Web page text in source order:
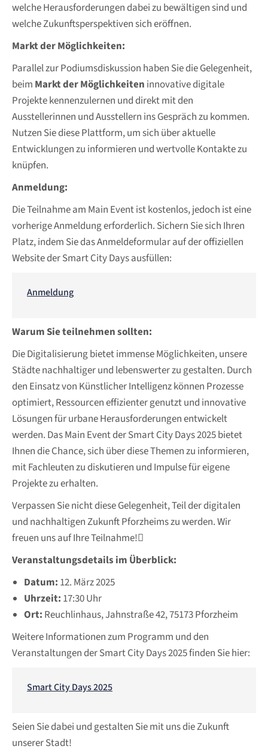
welche Herausforderungen dabei zu bewältigen sind und
welche Zukunftsperspektiven sich eröffnen.
Markt der Möglichkeiten:
Parallel zur Podiumsdiskussion haben Sie die Gelegenheit,
beim Markt der Möglichkeiten innovative digitale
Projekte kennenzulernen und direkt mit den
Ausstellerinnen und Ausstellern ins Gespräch zu kommen.
Nutzen Sie diese Plattform, um sich über aktuelle
Entwicklungen zu informieren und wertvolle Kontakte zu
knüpfen.
Anmeldung:
Die Teilnahme am Main Event ist kostenlos, jedoch ist eine
vorherige Anmeldung erforderlich. Sichern Sie sich Ihren
Platz, indem Sie das Anmeldeformular auf der offiziellen
Website der Smart City Days ausfüllen:
Anmeldung
Warum Sie teilnehmen sollten:
Die Digitalisierung bietet immense Möglichkeiten, unsere
Städte nachhaltiger und lebenswerter zu gestalten. Durch
den Einsatz von Künstlicher Intelligenz können Prozesse
optimiert, Ressourcen effizienter genutzt und innovative
Lösungen für urbane Herausforderungen entwickelt
werden. Das Main Event der Smart City Days 2025 bietet
Ihnen die Chance, sich über diese Themen zu informieren,
mit Fachleuten zu diskutieren und Impulse für eigene
Projekte zu erhalten.
Verpassen Sie nicht diese Gelegenheit, Teil der digitalen
und nachhaltigen Zukunft Pforzheims zu werden. Wir
freuen uns auf Ihre Teilnahme!
Veranstaltungsdetails im Überblick:
Datum: 12. März 2025
Uhrzeit: 17:30 Uhr
Ort: Reuchlinhaus, Jahnstraße 42, 75173 Pforzheim
Weitere Informationen zum Programm und den
Veranstaltungen der Smart City Days 2025 finden Sie hier:
Smart City Days 2025
Seien Sie dabei und gestalten Sie mit uns die Zukunft
unserer Stadt!